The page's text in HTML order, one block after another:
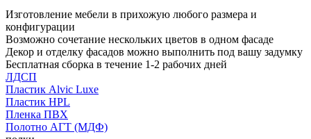
Изготовление мебели в прихожую любого размера и
конфигурации
Возможно сочетание нескольких цветов в одном фасаде
Декор и отделку фасадов можно выполнить под вашу задумку
Бесплатная сборка в течение 1-2 рабочих дней
ЛДСП
Пластик Alvic Luxe
Пластик HPL
Пленка ПВХ
Полотно АГТ (МДФ)